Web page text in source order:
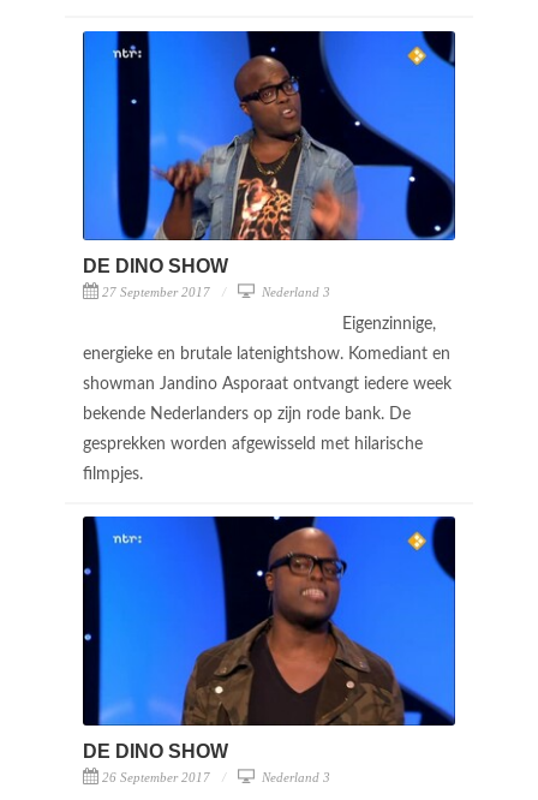
DE DINO SHOW
27 September 2017 Nederland 3
Eigenzinnige,
energieke en brutale latenightshow. Komediant en
showman Jandino Asporaat ontvangt iedere week
bekende Nederlanders op zijn rode bank. De
gesprekken worden afgewisseld met hilarische
filmpjes.
DE DINO SHOW
26 September 2017 Nederland 3